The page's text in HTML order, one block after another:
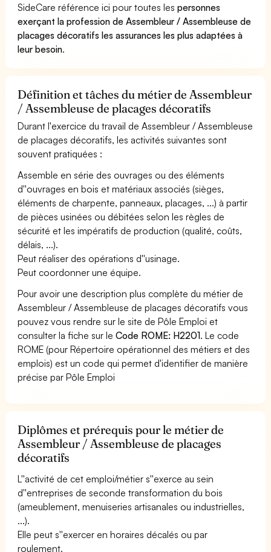
SideCare référence ici pour toutes lespersonnes
exerçant la profession de Assembleur / Assembleuse de
placages décoratifs les assurances les plus adaptées à
leur besoin.
Définition et tâches du métier de Assembleur
/ Assembleuse de placages décoratifs
Durant l'exercice du travail de Assembleur / Assembleuse
de placages décoratifs, les activités suivantes sont
souvent pratiquées :
Assemble en série des ouvrages ou des éléments
d''ouvrages en bois et matériaux associés (sièges,
éléments de charpente, panneaux, placages, ...) à partir
de pièces usinées ou débitées selon les règles de
sécurité et les impératifs de production (qualité, coûts,
délais, ...).
Peut réaliser des opérations d''usinage.
Peut coordonner une équipe.
Pour avoir une description plus complète du métier de
Assembleur / Assembleuse de placages décoratifs vous
pouvez vous rendre sur le site de Pôle Emploi et
consulter la fiche sur leCode ROME: H2201. Le code
ROME (pour Répertoire opérationnel des métiers et des
emplois) est un code qui permet d'identifier de manière
précise par Pôle Emploi
Diplômes et prérequis pour le métier de
Assembleur / Assembleuse de placages
décoratifs
L''activité de cet emploi/métier s''exerce au sein
d''entreprises de seconde transformation du bois
(ameublement, menuiseries artisanales ou industrielles,
...).
Elle peut s''exercer en horaires décalés ou par
roulement.